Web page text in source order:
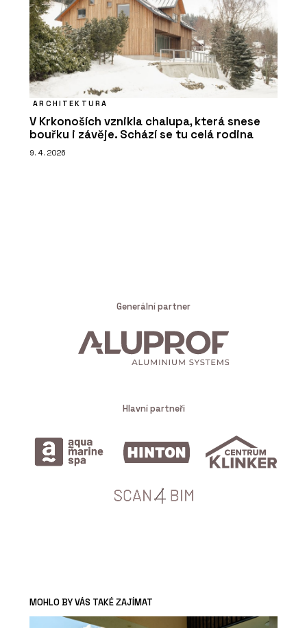
ARCHITEKTURA
V Krkonoších vznikla chalupa, která snese
bouřku i závěje. Schází se tu celá rodina
9. 4. 2026
Generální partner
Hlavní partneři
MOHLO BY VÁS TAKÉ ZAJÍMAT